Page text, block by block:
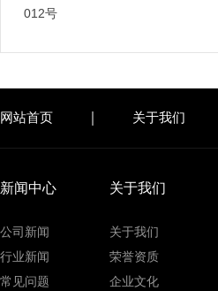
012号
网站首页 关于我们
新闻中心
公司新闻
行业新闻
常见问题
关于我们
关于我们
荣誉资质
企业文化